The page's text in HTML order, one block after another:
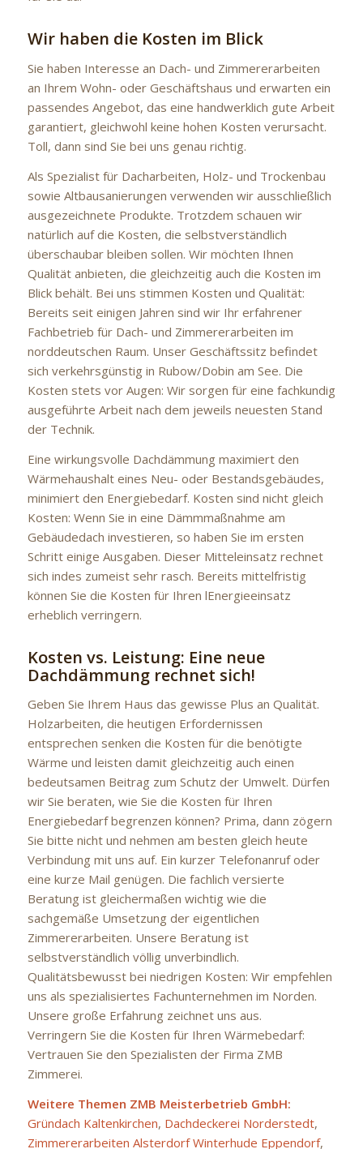
Wir haben die Kosten im Blick
Sie haben Interesse an Dach- und Zimmererarbeiten
an Ihrem Wohn- oder Geschäftshaus und erwarten ein
passendes Angebot, das eine handwerklich gute Arbeit
garantiert, gleichwohl keine hohen Kosten verursacht.
Toll, dann sind Sie bei uns genau richtig.
Als Spezialist für Dacharbeiten, Holz- und Trockenbau
sowie Altbausanierungen verwenden wir ausschließlich
ausgezeichnete Produkte. Trotzdem schauen wir
natürlich auf die Kosten, die selbstverständlich
überschaubar bleiben sollen. Wir möchten Ihnen
Qualität anbieten, die gleichzeitig auch die Kosten im
Blick behält. Bei uns stimmen Kosten und Qualität:
Bereits seit einigen Jahren sind wir Ihr erfahrener
Fachbetrieb für Dach- und Zimmererarbeiten im
norddeutschen Raum. Unser Geschäftssitz befindet
sich verkehrsgünstig in Rubow/Dobin am See. Die
Kosten stets vor Augen: Wir sorgen für eine fachkundig
ausgeführte Arbeit nach dem jeweils neuesten Stand
der Technik.
Eine wirkungsvolle Dachdämmung maximiert den
Wärmehaushalt eines Neu- oder Bestandsgebäudes,
minimiert den Energiebedarf. Kosten sind nicht gleich
Kosten: Wenn Sie in eine Dämmmaßnahme am
Gebäudedach investieren, so haben Sie im ersten
Schritt einige Ausgaben. Dieser Mitteleinsatz rechnet
sich indes zumeist sehr rasch. Bereits mittelfristig
können Sie die Kosten für Ihren lEnergieeinsatz
erheblich verringern.
Kosten vs. Leistung: Eine neue
Dachdämmung rechnet sich!
Geben Sie Ihrem Haus das gewisse Plus an Qualität.
Holzarbeiten, die heutigen Erfordernissen
entsprechen senken die Kosten für die benötigte
Wärme und leisten damit gleichzeitig auch einen
bedeutsamen Beitrag zum Schutz der Umwelt. Dürfen
wir Sie beraten, wie Sie die Kosten für Ihren
Energiebedarf begrenzen können? Prima, dann zögern
Sie bitte nicht und nehmen am besten gleich heute
Verbindung mit uns auf. Ein kurzer Telefonanruf oder
eine kurze Mail genügen. Die fachlich versierte
Beratung ist gleichermaßen wichtig wie die
sachgemäße Umsetzung der eigentlichen
Zimmererarbeiten. Unsere Beratung ist
selbstverständlich völlig unverbindlich.
Qualitätsbewusst bei niedrigen Kosten: Wir empfehlen
uns als spezialisiertes Fachunternehmen im Norden.
Unsere große Erfahrung zeichnet uns aus.
Verringern Sie die Kosten für Ihren Wärmebedarf:
Vertrauen Sie den Spezialisten der Firma ZMB
Zimmerei.
Weitere Themen ZMB Meisterbetrieb GmbH:
Gründach Kaltenkirchen, Dachdeckerei Norderstedt,
Zimmererarbeiten Alsterdorf Winterhude Eppendorf,